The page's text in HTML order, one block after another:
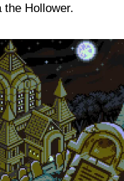
Hollower.